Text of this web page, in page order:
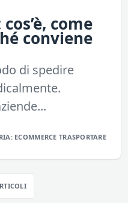
come
conviene
di spedire
ECOMMERCE TRASPORTARE